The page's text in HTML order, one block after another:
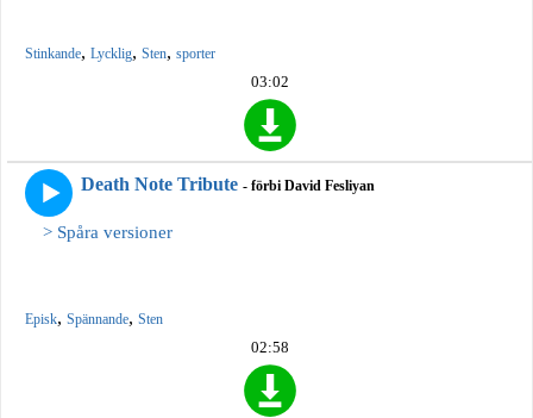
Stinkande, Lycklig, Sten, sporter
03:02
Death Note Tribute - förbi David Fesliyan
> Spåra versioner
Episk, Spännande, Sten
02:58